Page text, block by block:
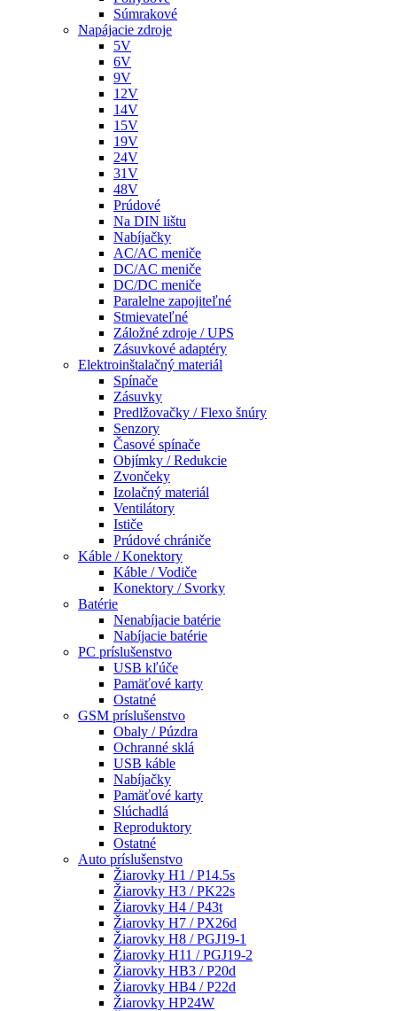
Súmrakové
Napájacie zdroje
5V
6V
9V
12V
14V
15V
19V
24V
31V
48V
Prúdové
Na DIN lištu
Nabíjačky
AC/AC meniče
DC/AC meniče
DC/DC meniče
Paralelne zapojiteľné
Stmievateľné
Záložné zdroje / UPS
Zásuvkové adaptéry
Elektroinštalačný materiál
Spínače
Zásuvky
Predlžovačky / Flexo šnúry
Senzory
Časové spínače
Objímky / Redukcie
Zvončeky
Izolačný materiál
Ventilátory
Ističe
Prúdové chrániče
Káble / Konektory
Káble / Vodiče
Konektory / Svorky
Batérie
Nenabíjacie batérie
Nabíjacie batérie
PC príslušenstvo
USB kľúče
Pamäťové karty
Ostatné
GSM príslušenstvo
Obaly / Púzdra
Ochranné sklá
USB káble
Nabíjačky
Pamäťové karty
Slúchadlá
Reproduktory
Ostatné
Auto príslušenstvo
Žiarovky H1 / P14.5s
Žiarovky H3 / PK22s
Žiarovky H4 / P43t
Žiarovky H7 / PX26d
Žiarovky H8 / PGJ19-1
Žiarovky H11 / PGJ19-2
Žiarovky HB3 / P20d
Žiarovky HB4 / P22d
Žiarovky HP24W